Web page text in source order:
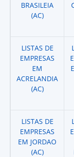
BRASILEIA
(AC)
LISTAS DE
EMPRESAS
EM
ACRELANDIA
(AC)
LISTAS DE
EMPRESAS
EM JORDAO
(AC)